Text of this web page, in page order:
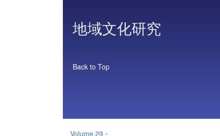
地域文化研究
Back to Top
Volume 29・